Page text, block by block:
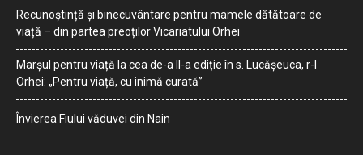
Recunoștință și binecuvântare pentru mamele dătătoare de
viață – din partea preoților Vicariatului Orhei
Marșul pentru viață la cea de-a II-a ediție în s. Lucășeuca, r-l
Orhei: „Pentru viață, cu inimă curată”
Învierea Fiului văduvei din Nain